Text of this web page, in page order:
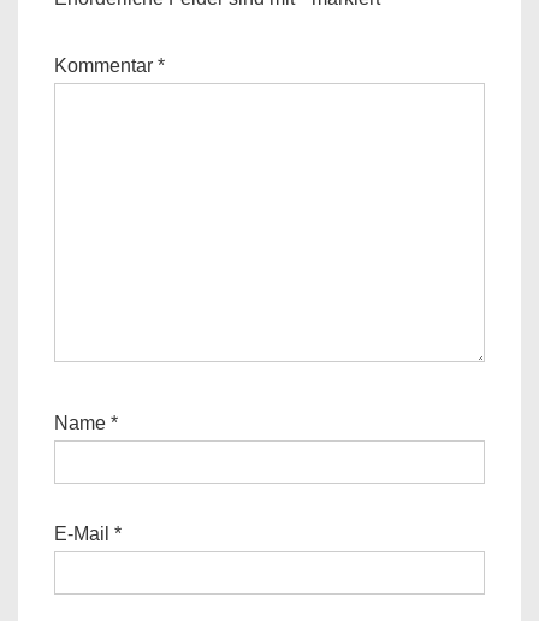
Kommentar *
Name *
E-Mail *